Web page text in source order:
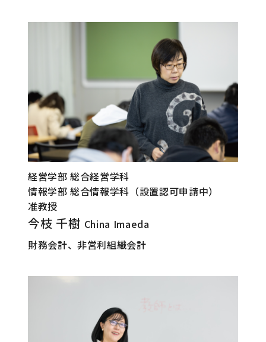
経営学部 総合経営学科
情報学部 総合情報学科（設置認可申請中）
准教授
今枝 千樹 China Imaeda
財務会計、非営利組織会計